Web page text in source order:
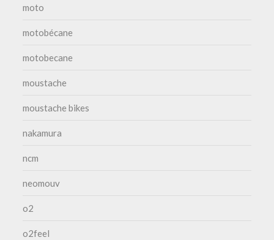
moto
motobécane
motobecane
moustache
moustache bikes
nakamura
ncm
neomouv
o2
o2feel